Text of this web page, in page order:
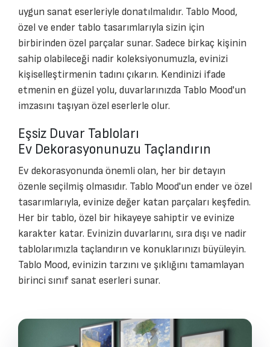
uygun sanat eserleriyle donatılmalıdır. Tablo Mood,
özel ve ender tablo tasarımlarıyla sizin için
birbirinden özel parçalar sunar. Sadece birkaç kişinin
sahip olabileceği nadir koleksiyonumuzla, evinizi
kişiselleştirmenin tadını çıkarın. Kendinizi ifade
etmenin en güzel yolu, duvarlarınızda Tablo Mood'un
imzasını taşıyan özel eserlerle olur.
Eşsiz Duvar Tabloları
Ev Dekorasyonunuzu Taçlandırın
Ev dekorasyonunda önemli olan, her bir detayın
özenle seçilmiş olmasıdır. Tablo Mood'un ender ve özel
tasarımlarıyla, evinize değer katan parçaları keşfedin.
Her bir tablo, özel bir hikayeye sahiptir ve evinize
karakter katar. Evinizin duvarlarını, sıra dışı ve nadir
tablolarımızla taçlandırın ve konuklarınızı büyüleyin.
Tablo Mood, evinizin tarzını ve şıklığını tamamlayan
birinci sınıf sanat eserleri sunar.